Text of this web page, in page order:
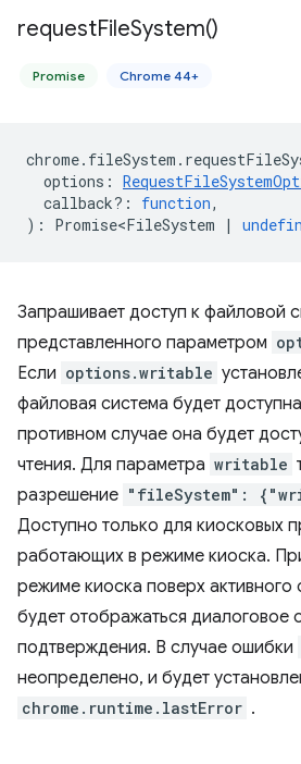
requestFileSystem()
Promise Chrome 44+
chrome. fileSystem .
options :
callback? : function,
) : Promise<FileSystem |
Запрашивает доступ к файловой
представленного параметром
Если options.writable
файловая система будет
противном случае она будет
чтения. Для параметра writable
разрешение "fileSystem":
Доступно только для киосковых
работающих в режиме киоска.
режиме киоска поверх
будет отображаться диалоговое
подтверждения. В случае ошибки
неопределено, и будет
chrome.runtime.lastError .